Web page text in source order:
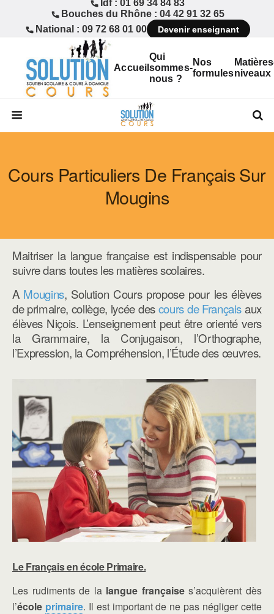
Idf : 01 69 34 84 83
Bouches du Rhône : 04 42 91 32 65
National : 09 72 68 01 00
Devenir enseignant
Accueil
Qui
sommes-
nous ?
Nos
formulesniveaux
Cours Particuliers De Français Sur
Mougins
Maitriser la langue française est indispensable pour
suivre dans toutes les matières scolaires.
A Mougins, Solution Cours propose pour les élèves
de primaire, collège, lycée descours de Françaisaux
élèves Niçois. L’enseignement peut être orienté vers
la Grammaire, la Conjugaison, l’Orthographe,
l’Expression, la Compréhension, l’Étude des œuvres.
Le Français en école Primaire.
Les rudiments de la langue françaises’acquièrent dès
l’école primaire. Il est important de ne pas négliger cette